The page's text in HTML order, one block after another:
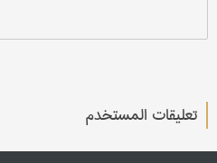
تعليقات المستخدم